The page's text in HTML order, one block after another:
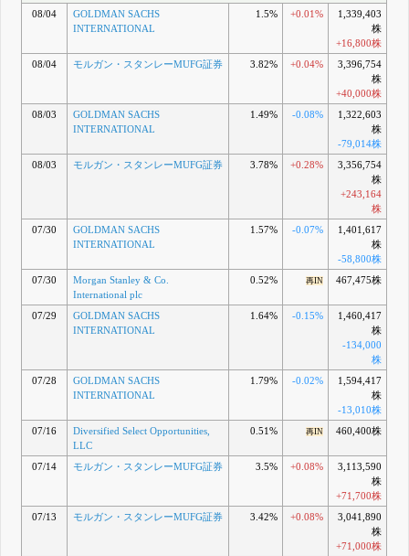
08/04
GOLDMAN SACHS
INTERNATIONAL
1.5% +0.01%
1,339,403
株
+16,800株
08/04
モルガン・スタンレーMUFG証券 3.82% +0.04%
3,396,754
株
+40,000株
08/03
GOLDMAN SACHS
INTERNATIONAL
1.49% -0.08%
1,322,603
株
-79,014株
08/03
モルガン・スタンレーMUFG証券 3.78% +0.28%
3,356,754
株
+243,164
株
07/30
GOLDMAN SACHS
INTERNATIONAL
1.57% -0.07%
1,401,617
株
-58,800株
07/30
Morgan Stanley & Co.
International plc
0.52% 再IN 467,475株
07/29
GOLDMAN SACHS
INTERNATIONAL
1.64% -0.15%
1,460,417
株
-134,000
株
07/28
GOLDMAN SACHS
INTERNATIONAL
1.79% -0.02%
1,594,417
株
-13,010株
07/16
Diversified Select Opportunities,
LLC
0.51% 再IN 460,400株
07/14 モルガン・スタンレーMUFG証券 3.5% +0.08%
3,113,590
株
+71,700株
07/13
モルガン・スタンレーMUFG証券 3.42% +0.08%
3,041,890
株
+71,000株